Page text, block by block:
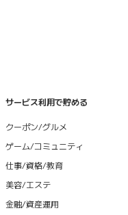
サービス利用で貯める
クーポン/グルメ
ゲーム/コミュニティ
仕事/資格/教育
美容/エステ
金融/資産運用